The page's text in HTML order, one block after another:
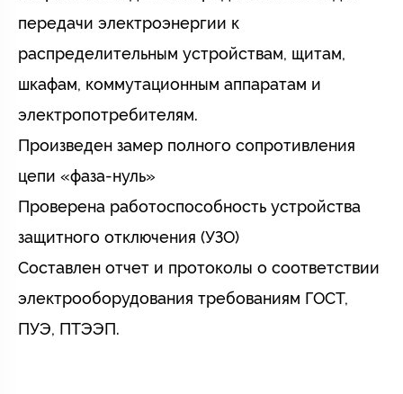
передачи электроэнергии к
распределительным устройствам, щитам,
шкафам, коммутационным аппаратам и
электропотребителям.
Произведен замер полного сопротивления
цепи «фаза-нуль»
Проверена работоспособность устройства
защитного отключения (УЗО)
Составлен отчет и протоколы о соответствии
электрооборудования требованиям ГОСТ,
ПУЭ, ПТЭЭП.